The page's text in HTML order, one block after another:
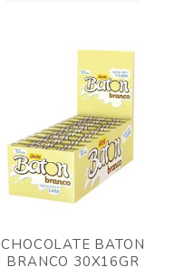
CHOCOLATE BATON
BRANCO 30X16GR